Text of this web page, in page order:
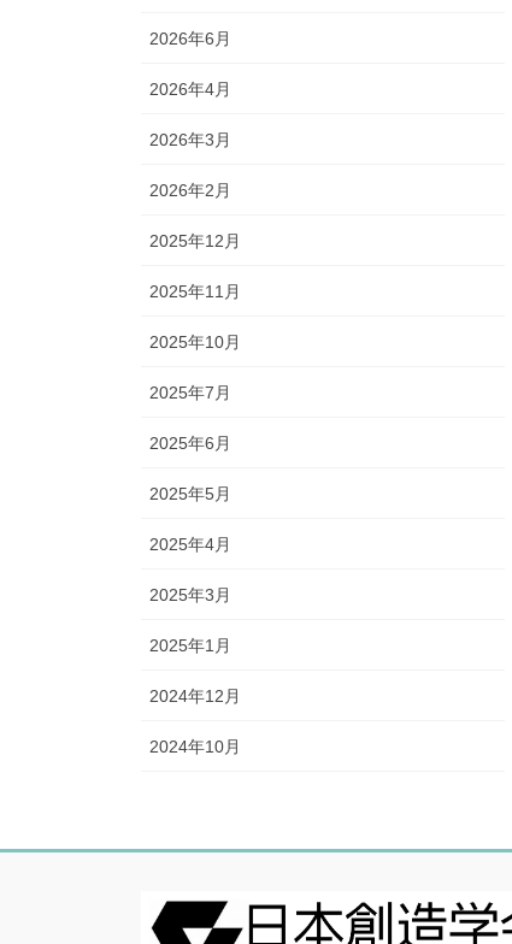
2026年6月
2026年4月
2026年3月
2026年2月
2025年12月
2025年11月
2025年10月
2025年7月
2025年6月
2025年5月
2025年4月
2025年3月
2025年1月
2024年12月
2024年10月